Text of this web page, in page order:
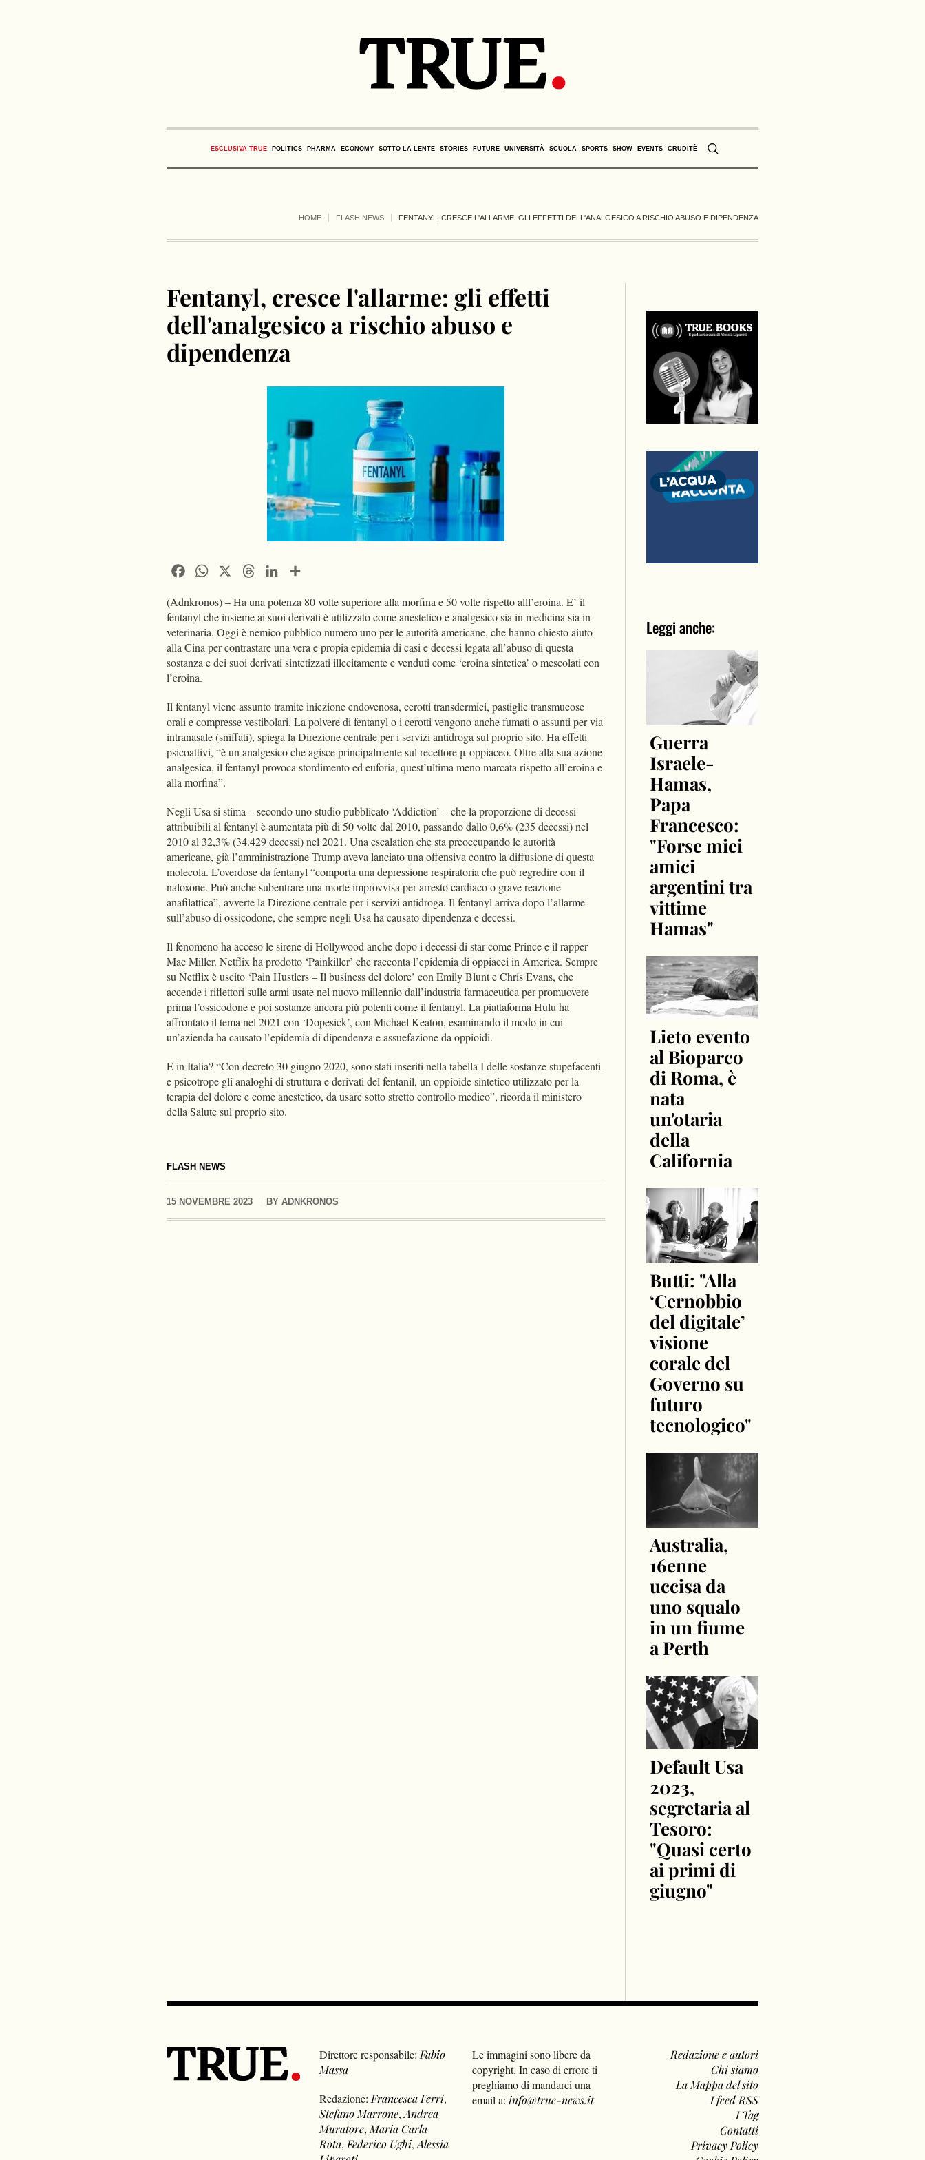
ESCLUSIVA TRUE POLITICS PHARMA ECONOMY SOTTO LA LENTE STORIES FUTURE UNIVERSITÀ SCUOLA SPORTS SHOW EVENTS CRUDITÈ
HOME FLASH NEWS FENTANYL, CRESCE L'ALLARME: GLI EFFETTI DELL'ANALGESICO A RISCHIO ABUSO E DIPENDENZA
FLASH NEWS
Fentanyl, cresce l'allarme: gli effetti
dell'analgesico a rischio abuso e
dipendenza
15 NOVEMBRE 2023 BY ADNKRONOS
FacebookWhatsApp ThreadsLinkedIn
(Adnkronos) – Ha una potenza 80 volte superiore alla morfina e 50 volte rispetto alll’eroina. E’ il
fentanyl che insieme ai suoi derivati è utilizzato come anestetico e analgesico sia in medicina sia in
veterinaria. Oggi è nemico pubblico numero uno per le autorità americane, che hanno chiesto aiuto
alla Cina per contrastare una vera e propia epidemia di casi e decessi legata all’abuso di questa
sostanza e dei suoi derivati sintetizzati illecitamente e venduti come ‘eroina sintetica’ o mescolati con
l’eroina.
Il fentanyl viene assunto tramite iniezione endovenosa, cerotti transdermici, pastiglie transmucose
orali e compresse vestibolari. La polvere di fentanyl o i cerotti vengono anche fumati o assunti per via
intranasale (sniffati), spiega la Direzione centrale per i servizi antidroga sul proprio sito. Ha effetti
psicoattivi, “è un analgesico che agisce principalmente sul recettore μ-oppiaceo. Oltre alla sua azione
analgesica, il fentanyl provoca stordimento ed euforia, quest’ultima meno marcata rispetto all’eroina e
alla morfina”.
Negli Usa si stima – secondo uno studio pubblicato ‘Addiction’ – che la proporzione di decessi
attribuibili al fentanyl è aumentata più di 50 volte dal 2010, passando dallo 0,6% (235 decessi) nel
2010 al 32,3% (34.429 decessi) nel 2021. Una escalation che sta preoccupando le autorità
americane, già l’amministrazione Trump aveva lanciato una offensiva contro la diffusione di questa
molecola. L’overdose da fentanyl “comporta una depressione respiratoria che può regredire con il
naloxone. Può anche subentrare una morte improvvisa per arresto cardiaco o grave reazione
anafilattica”, avverte la Direzione centrale per i servizi antidroga. Il fentanyl arriva dopo l’allarme
sull’abuso di ossicodone, che sempre negli Usa ha causato dipendenza e decessi.
Il fenomeno ha acceso le sirene di Hollywood anche dopo i decessi di star come Prince e il rapper
Mac Miller. Netflix ha prodotto ‘Painkiller’ che racconta l’epidemia di oppiacei in America. Sempre
su Netflix è uscito ‘Pain Hustlers – Il business del dolore’ con Emily Blunt e Chris Evans, che
accende i riflettori sulle armi usate nel nuovo millennio dall’industria farmaceutica per promuovere
prima l’ossicodone e poi sostanze ancora più potenti come il fentanyl. La piattaforma Hulu ha
affrontato il tema nel 2021 con ‘Dopesick’, con Michael Keaton, esaminando il modo in cui
un’azienda ha causato l’epidemia di dipendenza e assuefazione da oppioidi.
E in Italia? “Con decreto 30 giugno 2020, sono stati inseriti nella tabella I delle sostanze stupefacenti
e psicotrope gli analoghi di struttura e derivati del fentanil, un oppioide sintetico utilizzato per la
terapia del dolore e come anestetico, da usare sotto stretto controllo medico”, ricorda il ministero
della Salute sul proprio sito.
Leggi anche:
Guerra
Israele-
Hamas,
Papa
Francesco:
"Forse miei
amici
argentini tra
vittime
Hamas"
Lieto evento
al Bioparco
di Roma, è
nata
un'otaria
della
California
Butti: "Alla
‘Cernobbio
del digitale’
visione
corale del
Governo su
futuro
tecnologico"
Australia,
16enne
uccisa da
uno squalo
in un fiume
a Perth
Default Usa
2023,
segretaria al
Tesoro:
"Quasi certo
ai primi di
giugno"
Direttore responsabile: Fabio
Massa
Redazione: Francesca Ferri,
Stefano Marrone,Andrea
Muratore, Maria Carla
Rota, Federico Ughi,Alessia
Le immagini sono libere da
copyright. In caso di errore ti
preghiamo di mandarci una
email a: info@true-news.it
Redazione e autori
Chi siamo
La Mappa del sito
I feed RSS
I Tag
Contatti
Privacy Policy